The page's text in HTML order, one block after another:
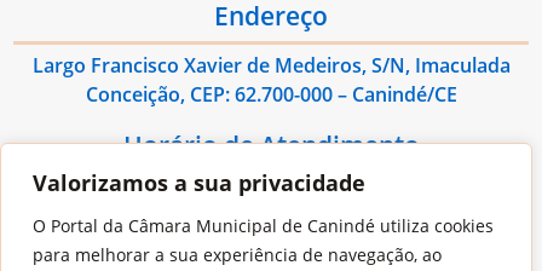
Valorizamos a sua privacidade
O Portal da Câmara Municipal de Canindé utiliza cookies
para melhorar a sua experiência de navegação, ao
Endereço
Largo Francisco Xavier de Medeiros, S/N, Imaculada
Conceição, CEP: 62.700-000 – Canindé/CE
Horário de Atendimento
De Segunda à Sexta das 08:00hs às 13:00hs
Contato